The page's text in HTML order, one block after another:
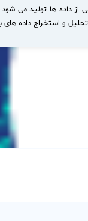
و استخراج داده های